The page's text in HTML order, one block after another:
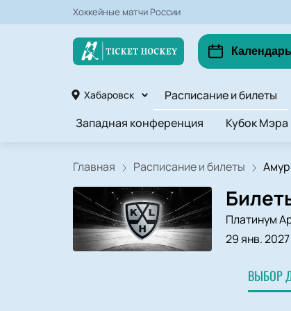
Хоккейные матчи России
Календарь
Хабаровск Расписание и билеты
Западная конференция
Кубок
Главная Расписание и билеты
Платинум
29 янв. 2027
ВЫБОР